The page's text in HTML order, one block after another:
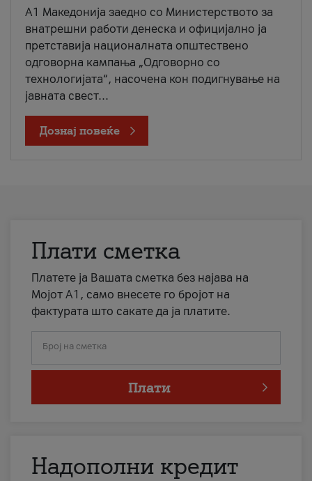
A1 Македонија заедно со Министерството за
внатрешни работи денеска и официјално ја
претставија националната општествено
одговорна кампања „Одговорно со
технологијата“, насочена кон подигнување на
јавната свест...
Дознај повеќе
Плати сметка
Платете ја Вашата сметка без најава на
Мојот А1, само внесете го бројот на
фактурата што сакате да ја платите.
Број на сметка
Плати
Надополни кредит